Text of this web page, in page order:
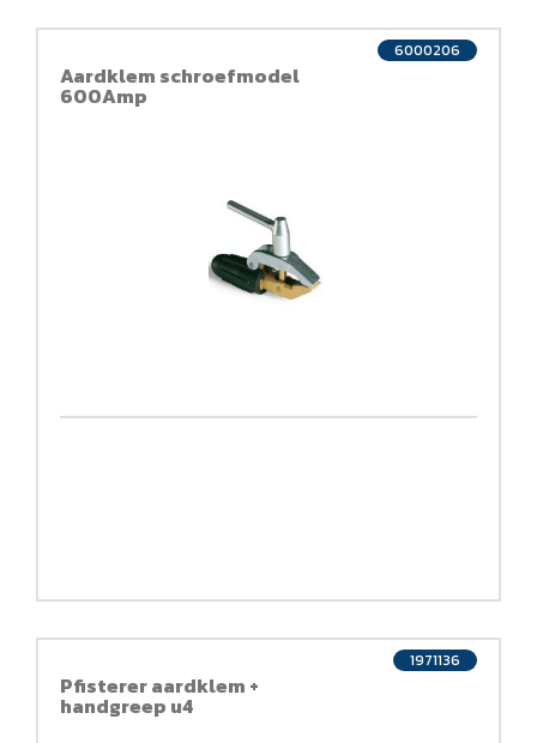
Aardklem schroefmodel
600Amp
6000206
Pfisterer aardklem +
handgreep u4
1971136